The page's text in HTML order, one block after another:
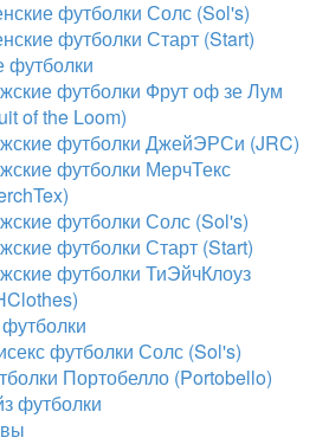
футболки Солс (Sol's)
футболки Старт (Start)
футболки
футболки Фрут оф зе Лум
of the Loom)
футболки ДжейЭРСи (JRC)
футболки МерчТекс
футболки Солс (Sol's)
футболки Старт (Start)
футболки ТиЭйчКлоуз
футболки Солс (Sol's)
Портобелло (Portobello)
футболки